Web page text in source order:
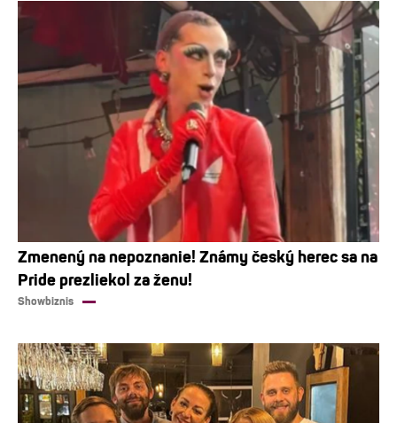
Zmenený na nepoznanie! Známy český herec sa na
Pride prezliekol za ženu!
Showbiznis